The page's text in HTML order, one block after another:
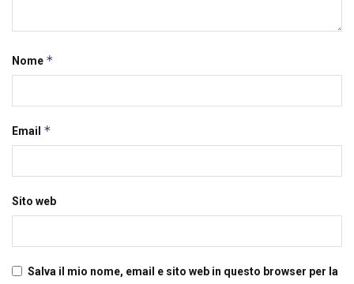
Nome *
Email *
Sito web
Salva il mio nome, email e sito web in questo browser per la